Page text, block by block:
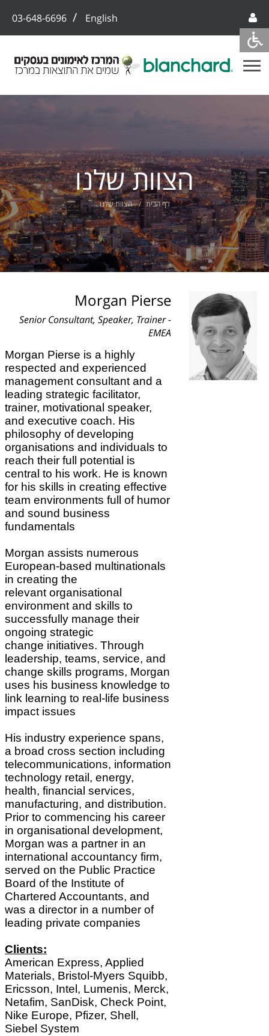
03-648-6696 / English
הצוות שלנו
דף הבית הצוות שלנו
Morgan Pierse
Senior Consultant, Speaker, Trainer -
EMEA
Morgan Pierse is a highly
respected and experienced
management consultant and a
leading strategic facilitator,
trainer, motivational speaker,
and executive coach. His
philosophy ofdeveloping
organisations and individuals to
reach their full potential is
central to his work. He is known
for his skills in creating effective
team environments full of humor
and sound business
fundamentals
Morgan assists numerous
European-based multinationals
in creating the
relevant organisational
environment and skills to
successfully manage their
ongoing strategic
change initiatives. Through
leadership, teams, service, and
change skills programs, Morgan
uses his business knowledge to
link learning to real-life business
impact issues
,His industry experience spans
a broad cross section including
telecommunications, information
technology retail, energy,
health, financial services,
manufacturing, and distribution.
Prior to commencing his career
in organisational development,
Morgan was a partner in an
international accountancy firm,
served on the Public Practice
Board ofthe Institute of
Chartered Accountants, and
was a director in a number of
leading private companies
:Clients
American Express, Applied
Materials, Bristol-Myers Squibb,
Ericsson, Intel, Lumenis, Merck,
Netafim, SanDisk, Check Point,
Nike Europe, Pfizer, Shell,
Siebel System